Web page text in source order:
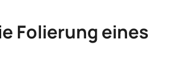
Folierung eines